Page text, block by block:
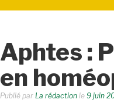
Aphtes :
en
Publié par La rédaction le 9 juin